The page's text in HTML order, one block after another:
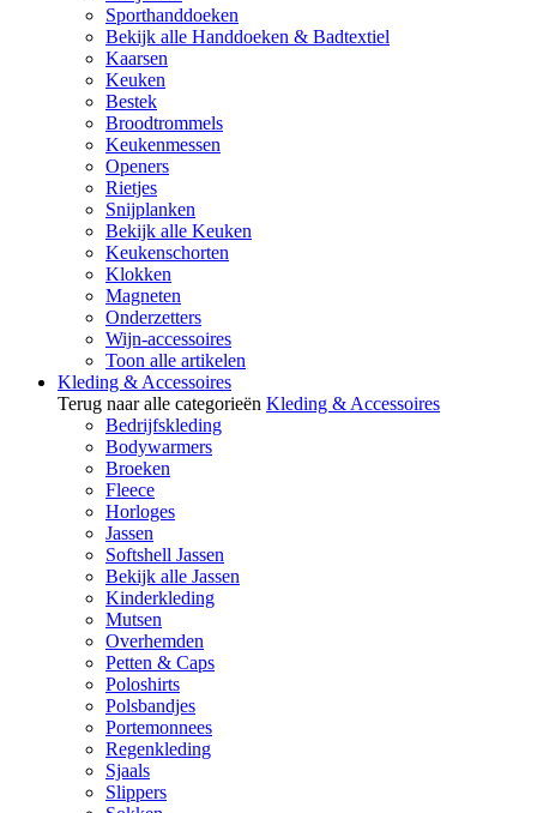
Sporthanddoeken
Bekijk alle Handdoeken & Badtextiel
Kaarsen
Keuken
Bestek
Broodtrommels
Keukenmessen
Openers
Rietjes
Snijplanken
Bekijk alle Keuken
Keukenschorten
Klokken
Magneten
Onderzetters
Wijn-accessoires
Toon alle artikelen
Kleding & Accessoires
Terug naar alle categorieën Kleding & Accessoires
Bedrijfskleding
Bodywarmers
Broeken
Fleece
Horloges
Jassen
Softshell Jassen
Bekijk alle Jassen
Kinderkleding
Mutsen
Overhemden
Petten & Caps
Poloshirts
Polsbandjes
Portemonnees
Regenkleding
Sjaals
Slippers